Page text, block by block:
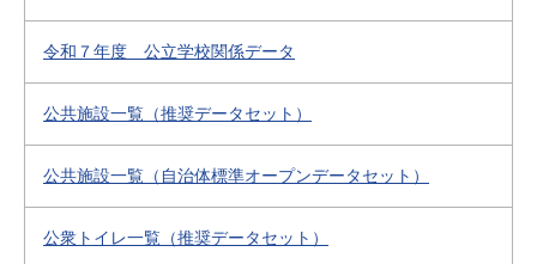
令和７年度 公立学校関係データ
公共施設一覧（推奨データセット）
公共施設一覧（自治体標準オープンデータセット）
公衆トイレ一覧（推奨データセット）